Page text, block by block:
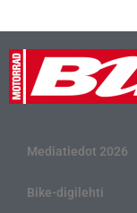
Mediatiedot 2026
Bike-digilehti